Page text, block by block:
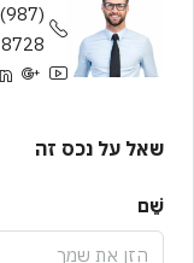
8728
שאל על נכס זה
שֵׁם